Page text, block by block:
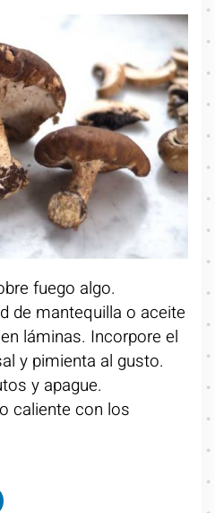
fuego algo.
de mantequilla o aceite
láminas. Incorpore el
y pimienta al gusto.
y apague.
caliente con los